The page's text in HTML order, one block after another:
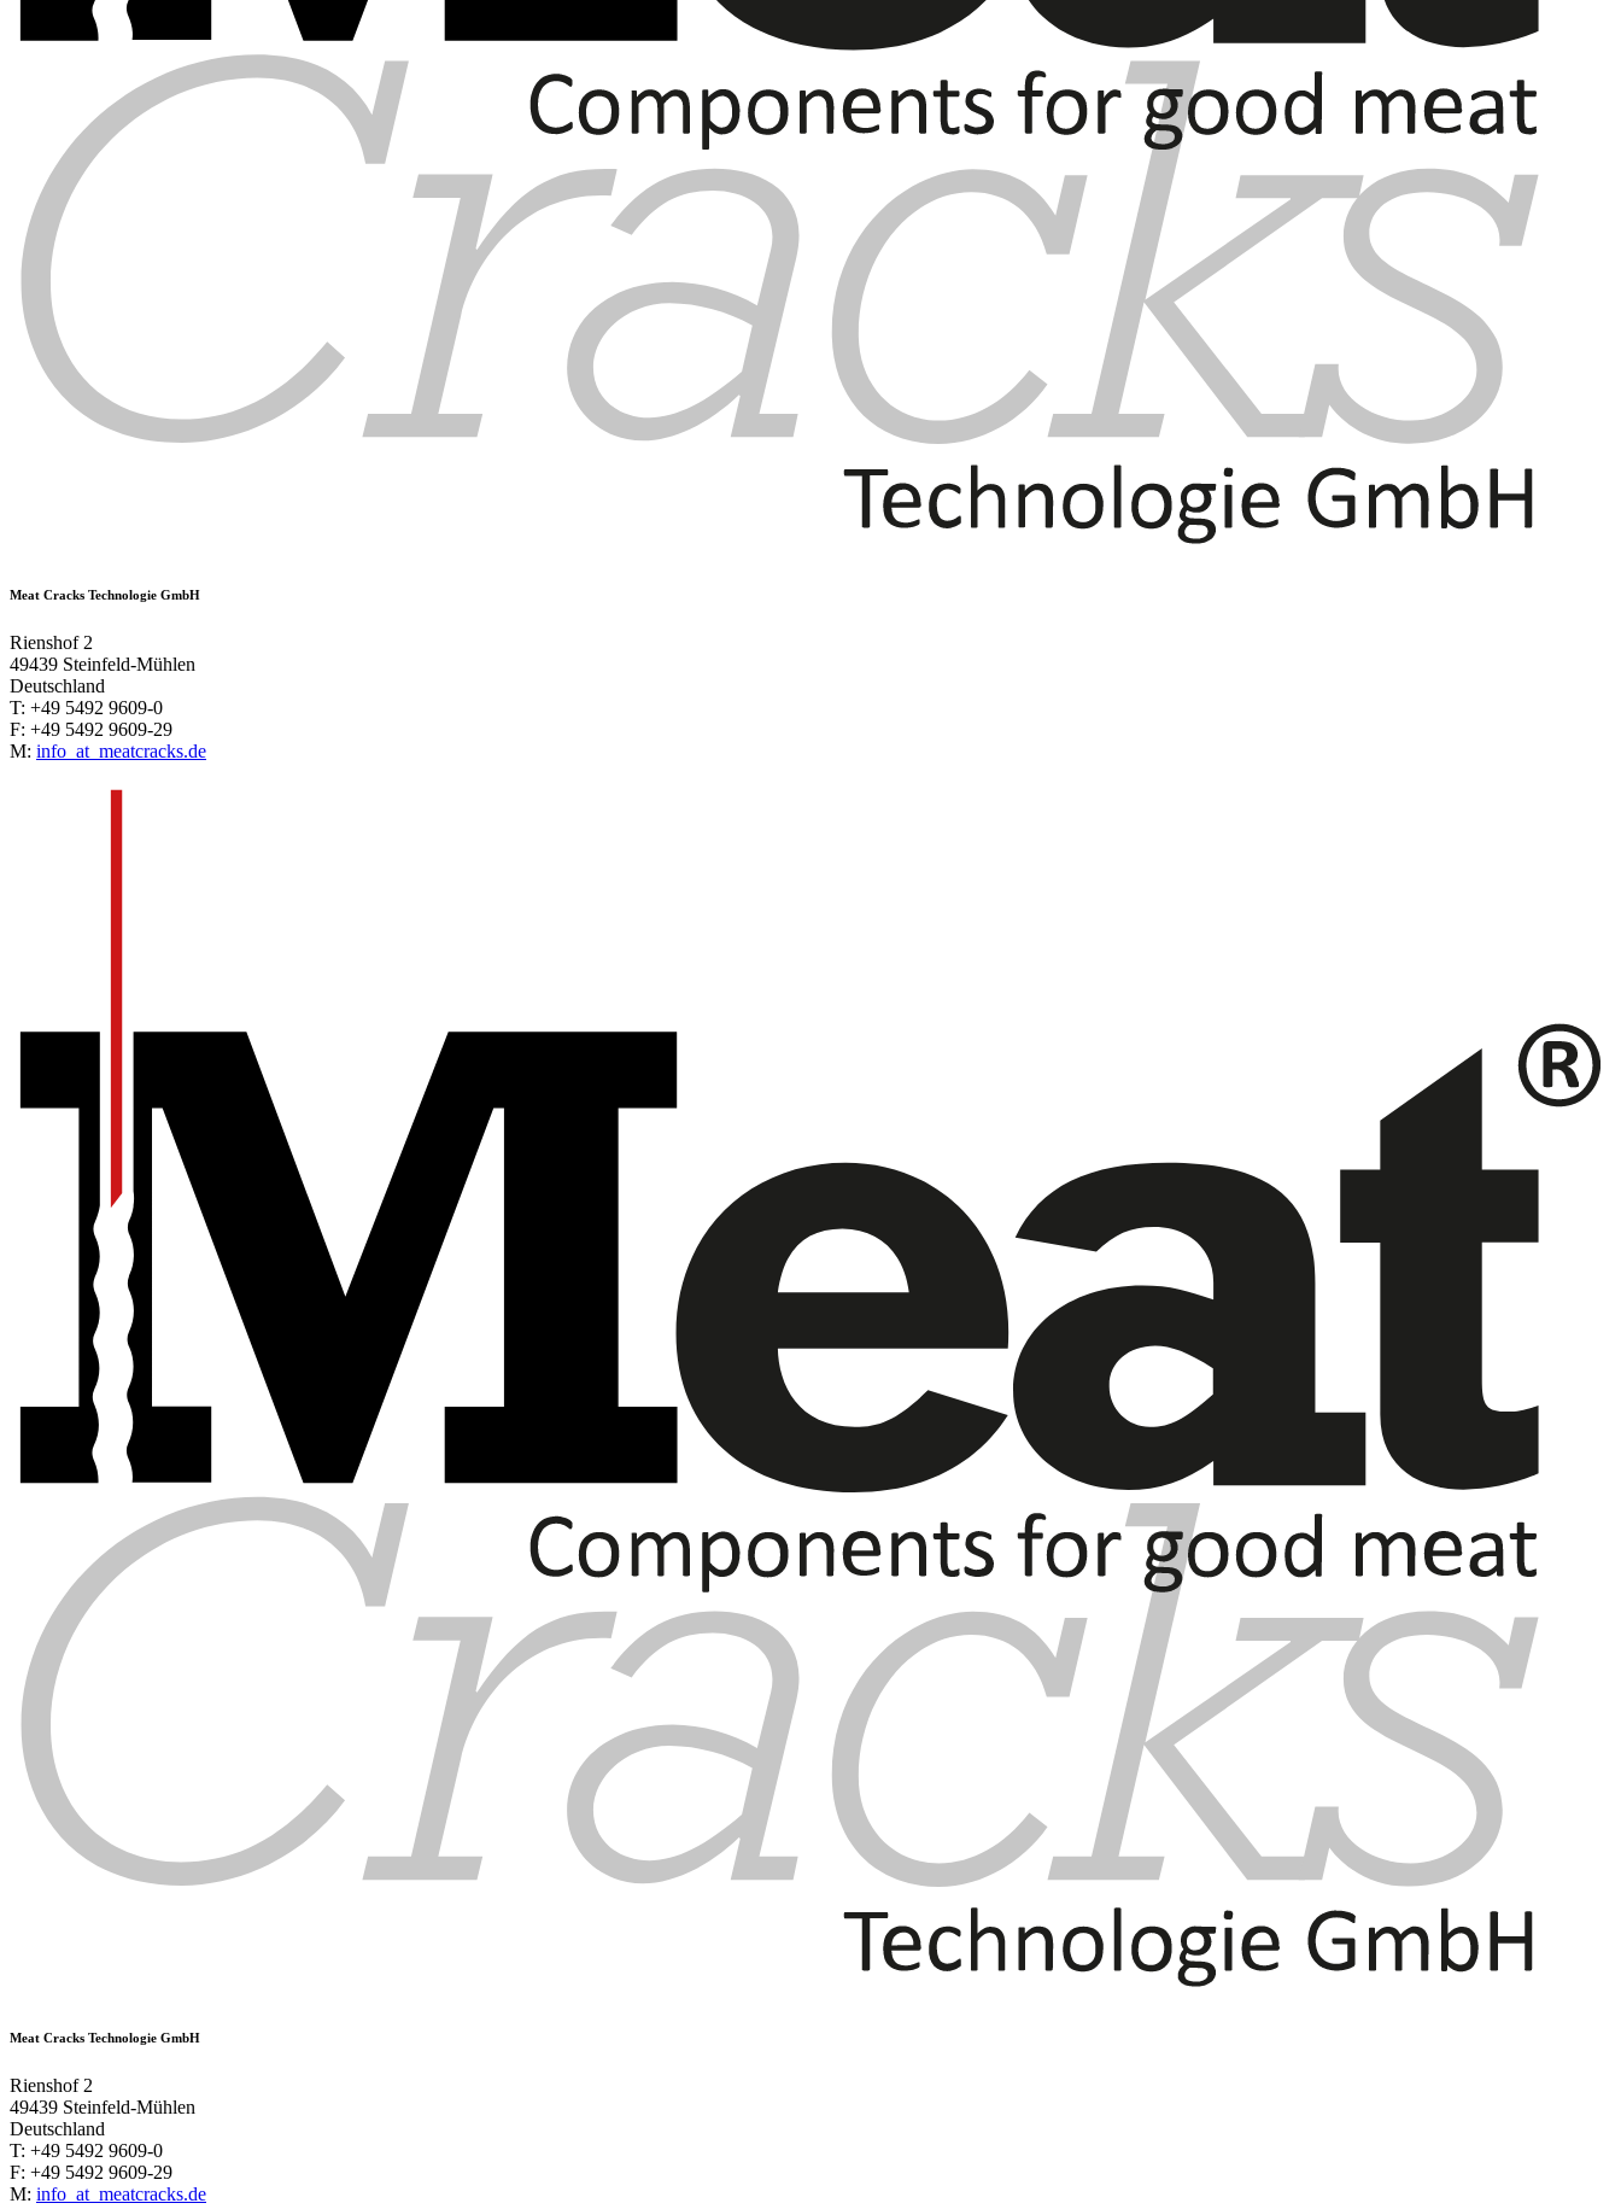
Meat Cracks Technologie GmbH
Rienshof 2
49439 Steinfeld-Mühlen
Deutschland
T: +49 5492 9609-0
F: +49 5492 9609-29
M: info _at_ meatcracks.de
Meat Cracks Technologie GmbH
Rienshof 2
49439 Steinfeld-Mühlen
Deutschland
T: +49 5492 9609-0
F: +49 5492 9609-29
M: info _at_ meatcracks.de